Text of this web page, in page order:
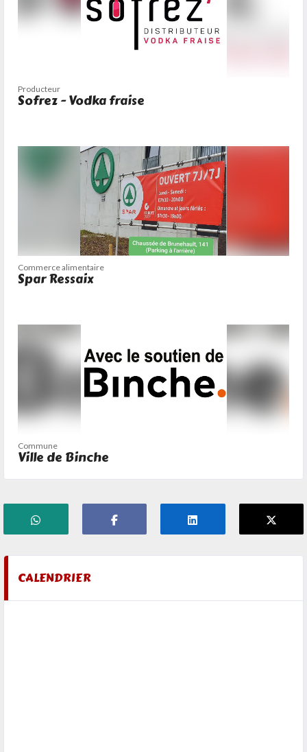
Producteur
Sofrez - Vodka fraise
Commerce alimentaire
Spar Ressaix
Commune
Ville de Binche
CALENDRIER